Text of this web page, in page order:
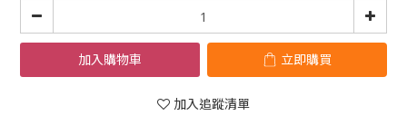
加入購物車 立即購買
加入追蹤清單